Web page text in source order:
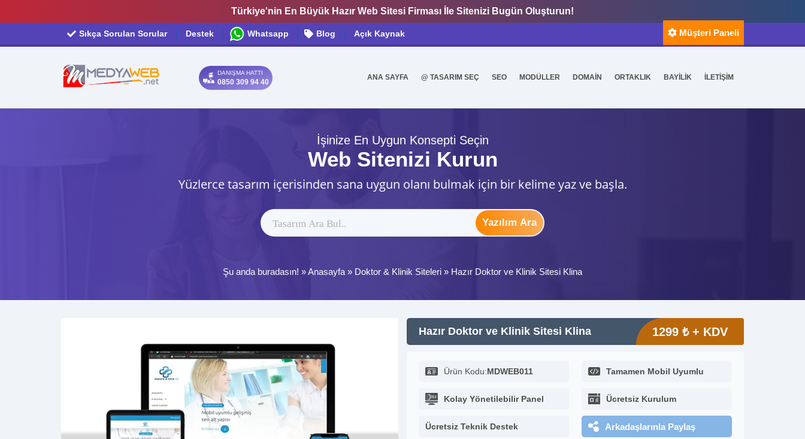
Türkiye'nin En Büyük Hazır Web Sitesi Firması İle Sitenizi Bugün Oluşturun!
Sıkça Sorulan Sorular Destek Whatsapp Blog Açık Kaynak Müşteri Paneli
DANIŞMA HATTI
0850 309 94 40
ANA SAYFA @ TASARIM SEÇ SEO MODÜLLER DOMAİN ORTAKLIK BAYİLİK İLETİŞİM
İşinize En Uygun Konsepti Seçin
Web Sitenizi Kurun
Yüzlerce tasarım içerisinden sana uygun olanı bulmak için bir kelime yaz ve başla.
Yazılım Ara
Şu anda buradasın! »Anasayfa » Doktor & Klinik Siteleri » Hazır Doktor ve Klinik Sitesi Klina
Hazır Doktor ve Klinik Sitesi Klina 1299 ₺ + KDV
Ürün Kodu:MDWEB011 Tamamen Mobil Uyumlu
Kolay Yönetilebilir Panel Ücretsiz Kurulum
Ücretsiz Teknik Destek Arkadaşlarınla Paylaş